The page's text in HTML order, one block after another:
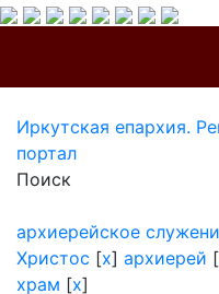
Иркутская епархия.
портал
Поиск
архиерейское
Христос [x] архиерей [
храм [x]